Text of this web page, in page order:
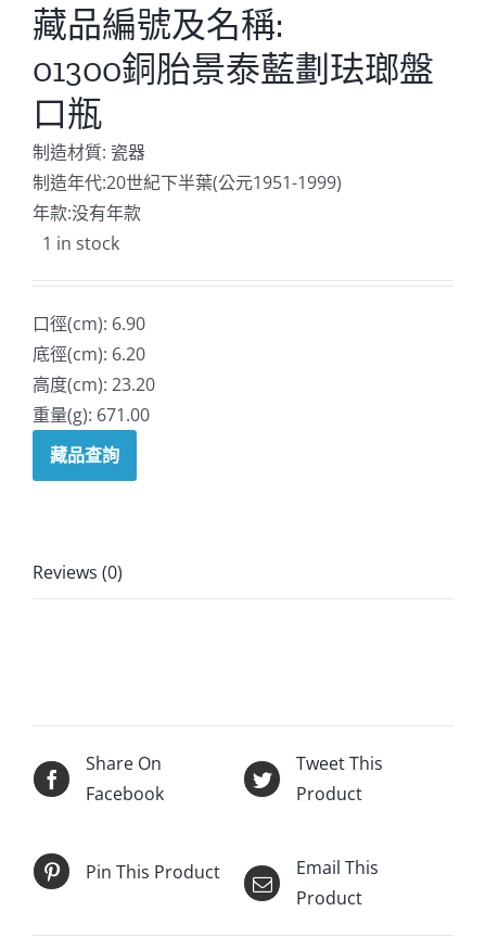
藏品編號及名稱:
01300銅胎景泰藍劃珐瑯盤
口瓶
制造材質: 瓷器
制造年代:20世紀下半葉(公元1951-1999)
年款:没有年款
1 in stock
口徑(cm): 6.90
底徑(cm): 6.20
高度(cm): 23.20
重量(g): 671.00
藏品查詢
Reviews (0)
Share On
Facebook
Tweet This
Product
Pin This Product
Email This
Product